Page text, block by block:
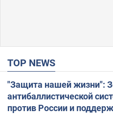
TOP NEWS
"Защита нашей жизни":
антибаллистической
против России и